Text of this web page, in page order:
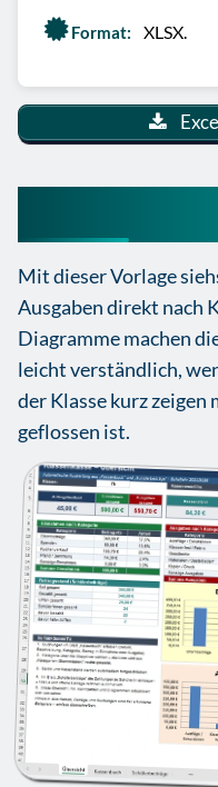
Format: XLSX.
Mit dieser Vorlage
Ausgaben direkt nach
Diagramme machen
leicht verständlich,
der Klasse kurz zeigen
geflossen ist.